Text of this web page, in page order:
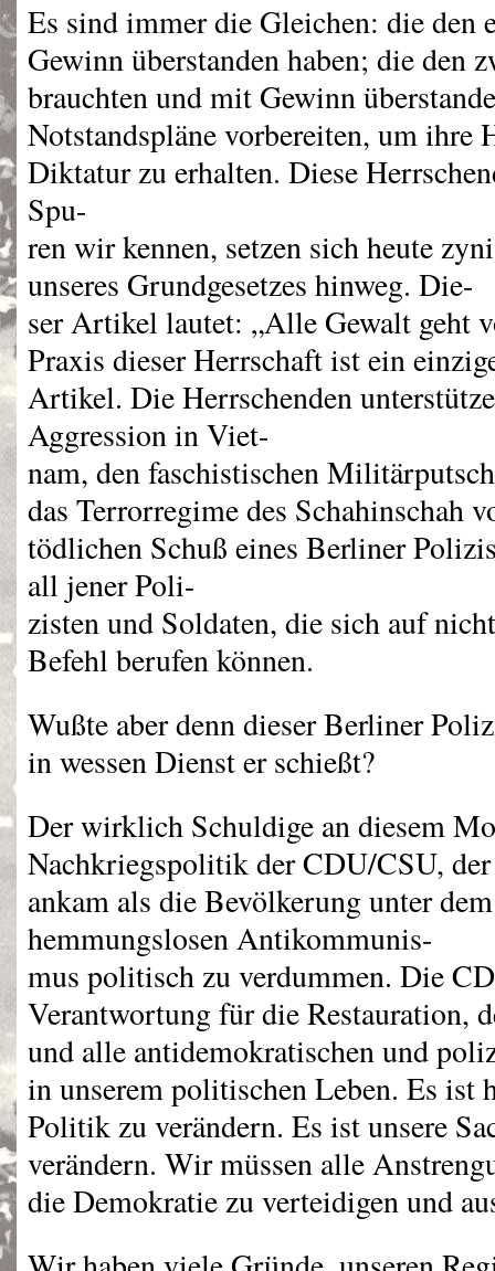
Es sind immer die Gleichen: die den
Gewinn überstanden haben; die den
brauchten und mit Gewinn
Notstandspläne vorbereiten, um ihre
Diktatur zu erhalten. Diese
Spu-
ren wir kennen, setzen sich heute
unseres Grundgesetzes hinweg. Die-
ser Artikel lautet: „Alle Gewalt geht
Praxis dieser Herrschaft ist ein
Artikel. Die Herrschenden
Aggression in Viet-
nam, den faschistischen
das Terrorregime des Schahinschah
tödlichen Schuß eines Berliner
all jener Poli-
zisten und Soldaten, die sich auf
Befehl berufen können.
Wußte aber denn dieser Berliner
in wessen Dienst er schießt?
Der wirklich Schuldige an diesem
Nachkriegspolitik derCDU/CSU,
ankam als die Bevölkerung unter
hemmungslosen Antikommunis-
mus politisch zu verdummen. Die
Verantwortung für die Restauration,
und alle antidemokratischen und
in unserem politischen Leben. Es ist
Politik zu verändern. Es ist unsere
verändern. Wir müssen alle
die Demokratie zu verteidigen und